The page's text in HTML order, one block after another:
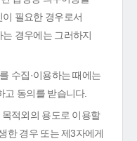
필요한 경우로서
경우에는 그러하지
수집·이용하는 때에는
고 동의를 받습니다.
적외의 용도로 이용할
한 경우 또는 제3자에게